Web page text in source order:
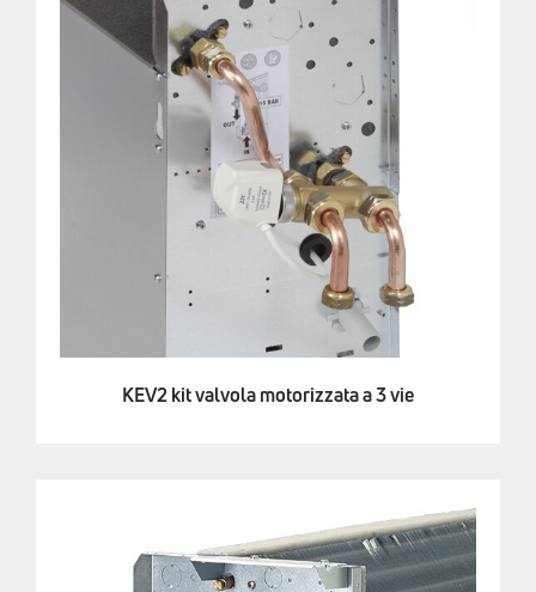
KEV2 kit valvola motorizzata a 3 vie